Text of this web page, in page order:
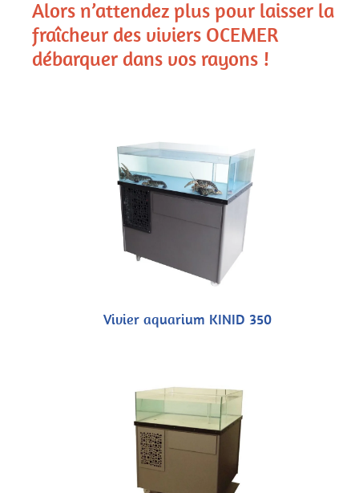
Alors n’attendez plus pour laisser la
fraîcheur des viviers OCEMER
débarquer dans vos rayons !
Vivier aquarium KINID 350